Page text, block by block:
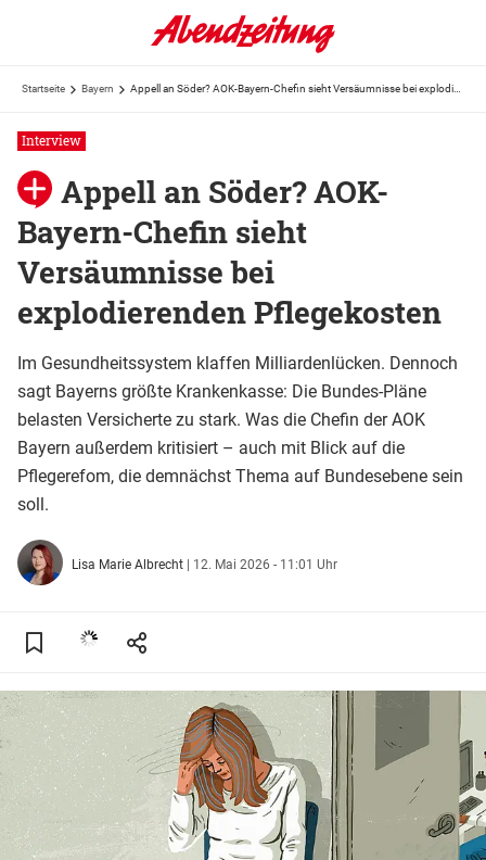
Startseite Bayern
Interview
Appell an Söder? AOK-
Bayern-Chefin sieht
Versäumnisse bei
explodierenden Pflegekosten
Im Gesundheitssystem klaffen Milliardenlücken. Dennoch
sagt Bayerns größte Krankenkasse: Die Bundes-Pläne
belasten Versicherte zu stark. Was die Chefin der AOK
Bayern außerdem kritisiert – auch mit Blick auf die
Pflegerefom, die demnächst Thema auf Bundesebene sein
soll.
Lisa Marie Albrecht | 12. Mai 2026 - 11:01 Uhr